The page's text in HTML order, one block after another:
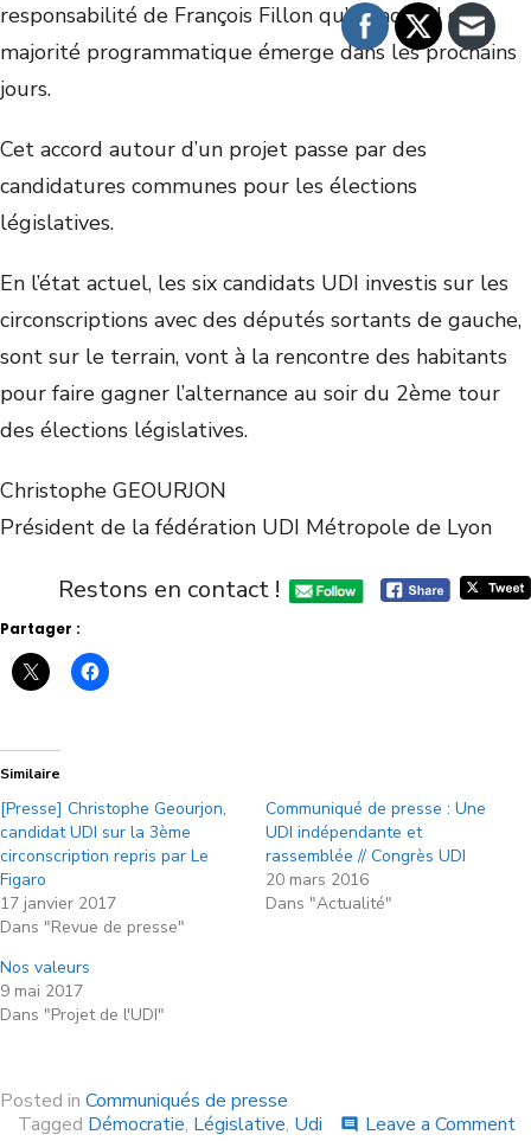
responsabilité de François Fillon qu’un accord de
majorité programmatique émerge dans les prochains
jours.
Cet accord autour d’un projet passe par des
candidatures communes pour les élections
législatives.
En l’état actuel, les six candidats UDI investis sur les
circonscriptions avec des députés sortants de gauche,
sont sur le terrain, vont à la rencontre des habitants
pour faire gagner l’alternance au soir du 2ème tour
des élections législatives.
Christophe GEOURJON
Président de la fédération UDI Métropole de Lyon
Restons en contact !
Partager :
Similaire
[Presse] Christophe Geourjon,
candidat UDI sur la 3ème
circonscription repris par Le
Figaro
17 janvier 2017
Dans "Revue de presse"
Communiqué de presse : Une
UDI indépendante et
rassemblée // Congrès UDI
20 mars 2016
Dans "Actualité"
Nos valeurs
9 mai 2017
Dans "Projet de l'UDI"
Posted in Communiqués de presse
Tagged Démocratie, Législative, Udi comment Leave a Comment